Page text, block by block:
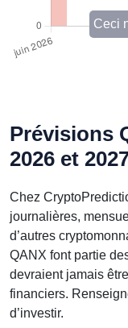
Ceci
Prévisions
2026 et
Chez
journalières,
d’autres
QANX font partie
devraient jamais
financiers.
d’investir.